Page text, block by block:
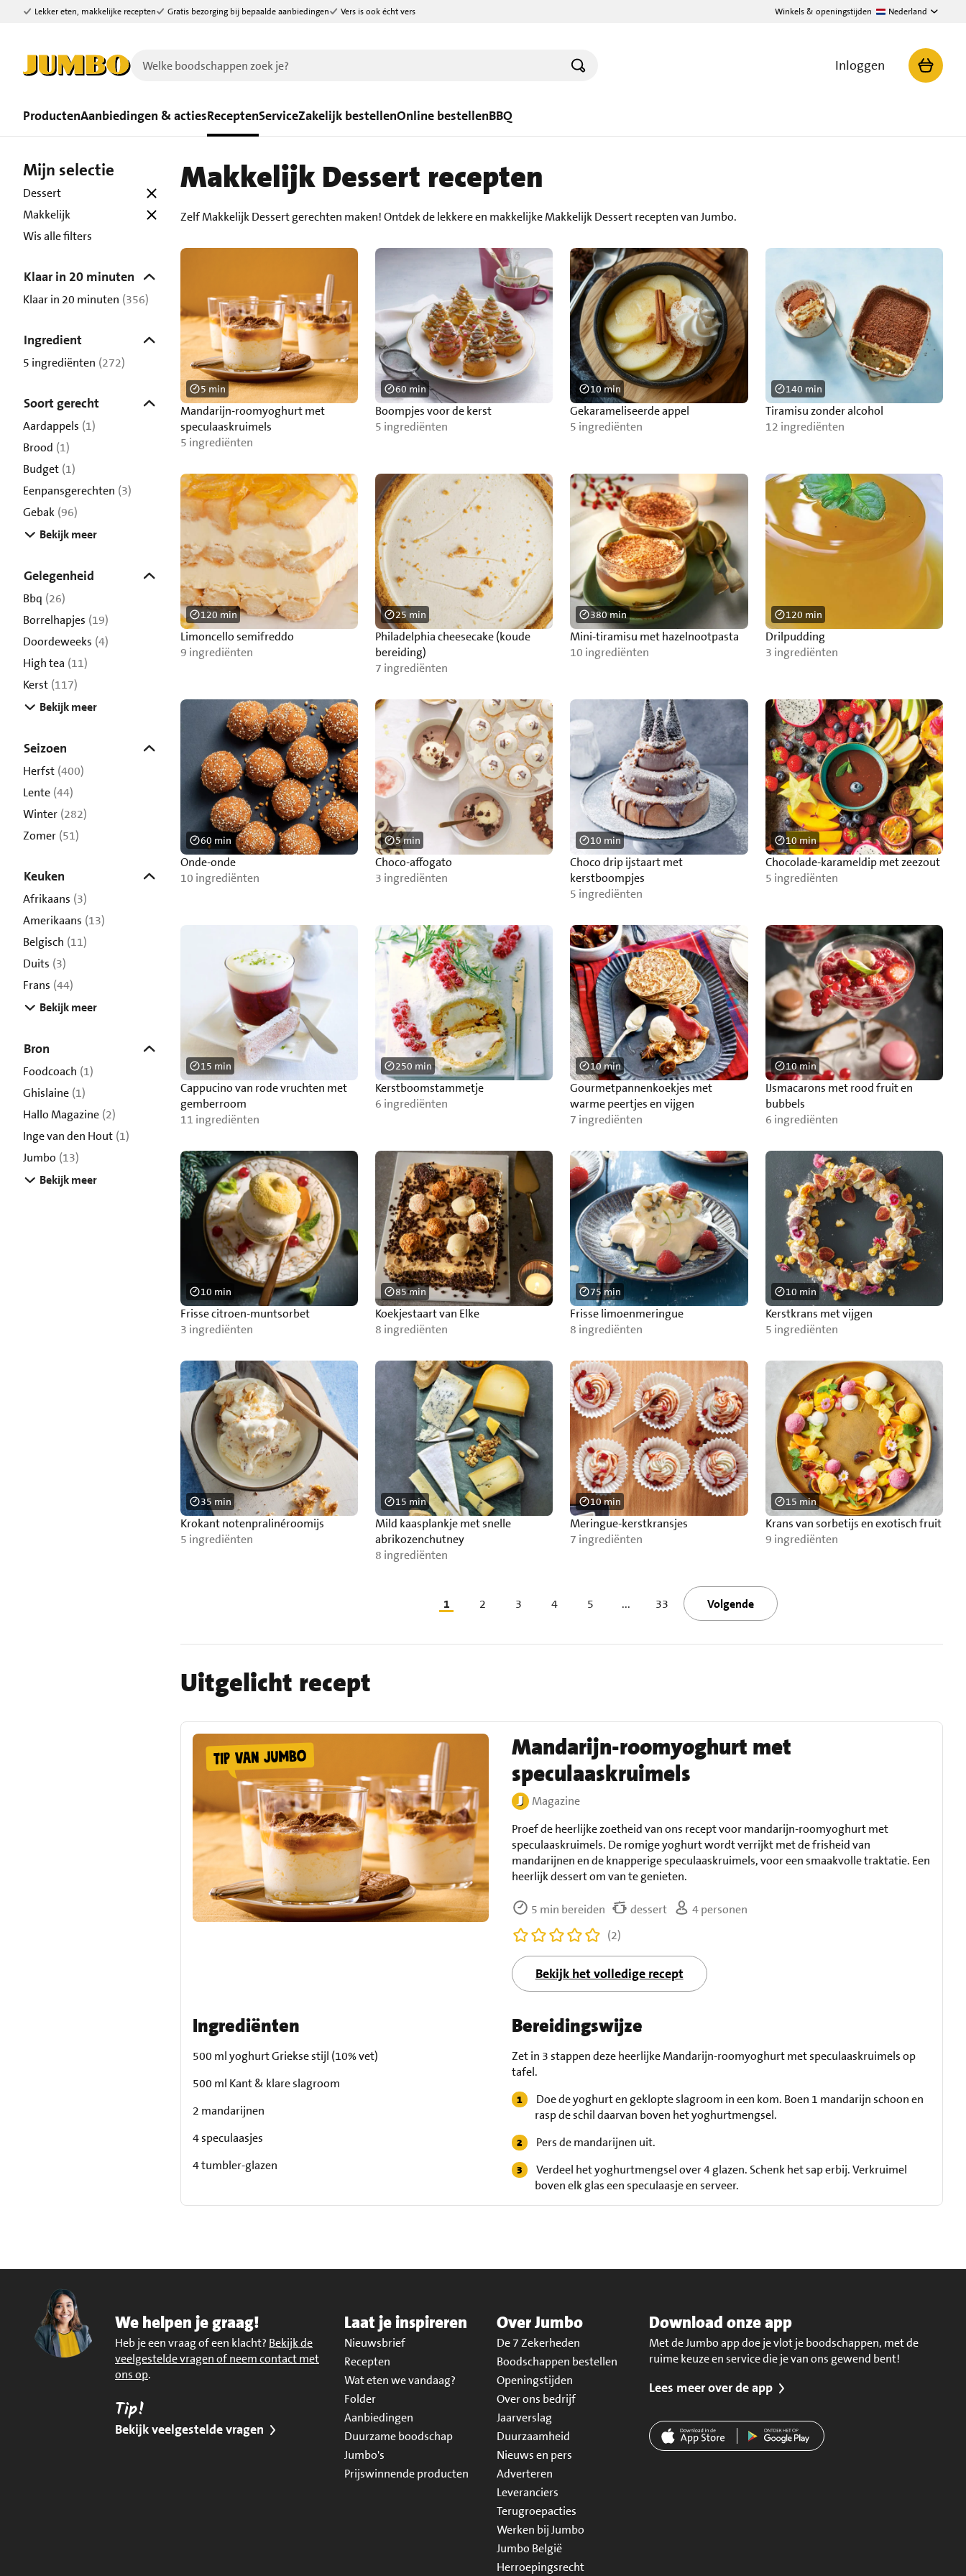
Ga naar zoeken
Ga naar hoofdinhoud
Lekker eten, makkelijke recepten Gratis bezorging bij bepaalde aanbiedingen Vers is ook écht vers Winkels & openingstijden Nederland
Inloggen
ProductenAanbiedingen & actiesReceptenServiceZakelijk bestellenOnline bestellenBBQ
Mijn selectie
Dessert
Makkelijk
Wis alle filters
Klaar in 20 minuten
Klaar in 20 minuten (356)
Ingredient
5 ingrediënten (272)
Soort gerecht
Aardappels (1)
Brood (1)
Budget (1)
Eenpansgerechten (3)
Gebak (96)
Bekijk meer
Gelegenheid
Bbq (26)
Borrelhapjes (19)
Doordeweeks (4)
High tea (11)
Kerst (117)
Bekijk meer
Seizoen
Herfst (400)
Lente (44)
Winter (282)
Zomer (51)
Keuken
Afrikaans (3)
Amerikaans (13)
Belgisch (11)
Duits (3)
Frans (44)
Bekijk meer
Bron
Foodcoach (1)
Ghislaine (1)
Hallo Magazine (2)
Inge van den Hout (1)
Jumbo (13)
Bekijk meer
Makkelijk Dessert recepten
Zelf Makkelijk Dessert gerechten maken! Ontdek de lekkere en makkelijke Makkelijk Dessert recepten van Jumbo.
Mandarijn-roomyoghurt met
speculaaskruimels
5 ingrediënten
5 min
Boompjes voor de kerst
5 ingrediënten
60 min
Gekarameliseerde appel
5 ingrediënten
10 min
Tiramisu zonder alcohol
12 ingrediënten
140 min
Limoncello semifreddo
9 ingrediënten
120 min
Philadelphia cheesecake (koude
bereiding)
7 ingrediënten
25 min
Mini-tiramisu met hazelnootpasta
10 ingrediënten
380 min
Drilpudding
3 ingrediënten
120 min
Onde-onde
10 ingrediënten
60 min
Choco-affogato
3 ingrediënten
5 min
Choco drip ijstaart met
kerstboompjes
5 ingrediënten
10 min
Chocolade-karameldip met zeezout
5 ingrediënten
10 min
Cappucino van rode vruchten met
gemberroom
11 ingrediënten
15 min
Kerstboomstammetje
6 ingrediënten
250 min
Gourmetpannenkoekjes met
warme peertjes en vijgen
7 ingrediënten
10 min
IJsmacarons met rood fruit en
bubbels
6 ingrediënten
10 min
Frisse citroen-muntsorbet
3 ingrediënten
10 min
Koekjestaart van Elke
8 ingrediënten
85 min
Frisse limoenmeringue
8 ingrediënten
75 min
Kerstkrans met vijgen
5 ingrediënten
10 min
Krokant notenpralinéroomijs
5 ingrediënten
35 min
Mild kaasplankje met snelle
abrikozenchutney
8 ingrediënten
15 min
Meringue-kerstkransjes
7 ingrediënten
10 min
Krans van sorbetijs en exotisch fruit
9 ingrediënten
15 min
1 2 3 4 5 ... 33 Volgende
Uitgelicht recept
Mandarijn-roomyoghurt met
speculaaskruimels
Magazine
Proef de heerlijke zoetheid van ons recept voor mandarijn-roomyoghurt met
speculaaskruimels. De romige yoghurt wordt verrijkt met de frisheid van
mandarijnen en de knapperige speculaaskruimels, voor een smaakvolle traktatie. Een
heerlijk dessert om van te genieten.
5 min bereiden dessert
4 personen
(2)
Bekijk het volledige recept
Ingrediënten
500 ml yoghurt Griekse stijl (10% vet)
500 ml Kant & klare slagroom
2 mandarijnen
4 speculaasjes
4 tumbler-glazen
Bereidingswijze
Zet in 3 stappen deze heerlijke Mandarijn-roomyoghurt met speculaaskruimels op
tafel.
Doe de yoghurt en geklopte slagroom in een kom. Boen 1 mandarijn schoon en
rasp de schil daarvan boven het yoghurtmengsel.
Pers de mandarijnen uit.
Verdeel het yoghurtmengsel over 4 glazen. Schenk het sap erbij. Verkruimel
boven elk glas een speculaasje en serveer.
We helpen je graag!
Heb je een vraag of een klacht? Bekijk de
veelgestelde vragen of neem contact met
ons op.
Tip!
Bekijk veelgestelde vragen
Laat je inspireren
Nieuwsbrief
Recepten
Wat eten we vandaag?
Folder
Aanbiedingen
Duurzame boodschap
Jumbo's
Prijswinnende producten
Over Jumbo
De 7 Zekerheden
Boodschappen bestellen
Openingstijden
Over ons bedrijf
Jaarverslag
Duurzaamheid
Nieuws en pers
Adverteren
Leveranciers
Terugroepacties
Werken bij Jumbo
Jumbo België
Herroepingsrecht
Download onze app
Met de Jumbo app doe je vlot je boodschappen, met de
ruime keuze en service die je van ons gewend bent!
Lees meer over de app